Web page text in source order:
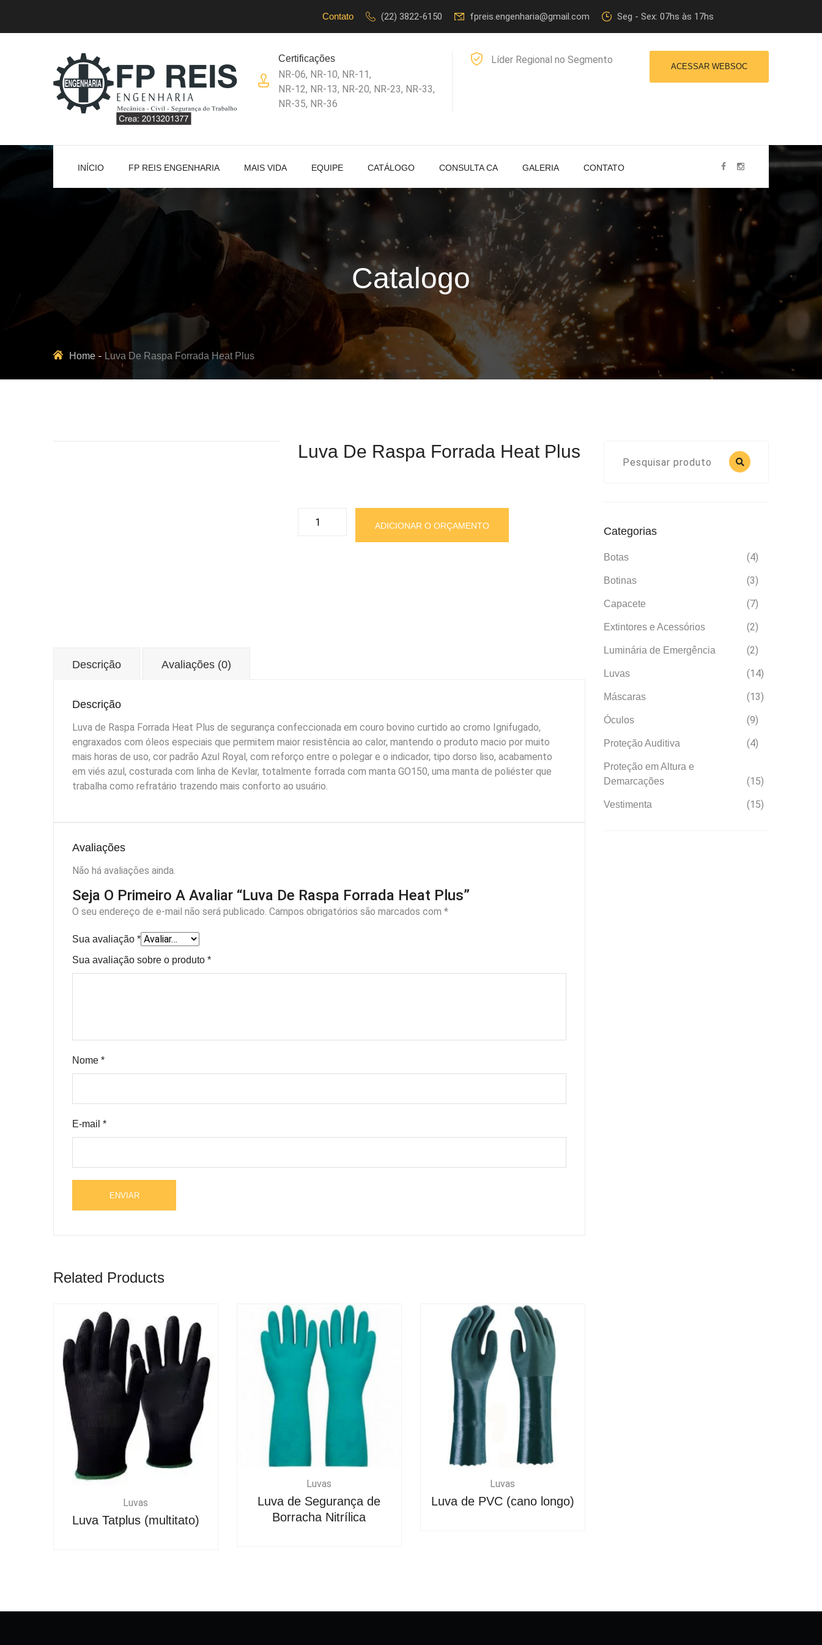
Contato (22) 3822-6150 fpreis.engenharia@gmail.com Seg - Sex: 07hs às 17hs
Certificações
NR-06, NR-10, NR-11,
NR-12, NR-13, NR-20, NR-23, NR-33,
NR-35, NR-36
Líder Regional no Segmento
ACESSAR WEBSOC
INÍCIO FP REIS ENGENHARIA MAIS VIDA EQUIPE CATÁLOGO CONSULTA CA GALERIA CONTATO
Catalogo
Home Luva De Raspa Forrada Heat Plus
Luva De Raspa Forrada Heat Plus
ADICIONAR O ORÇAMENTO
Descrição Avaliações (0)
Descrição
Luva de Raspa Forrada Heat Plus de segurança confeccionada em couro bovino curtido ao cromo Ignifugado,
engraxados com óleos especiais que permitem maior resistência ao calor, mantendo o produto macio por muito
mais horas de uso, cor padrão Azul Royal, com reforço entre o polegar e o indicador, tipo dorso liso, acabamento
em viés azul, costurada com linha de Kevlar, totalmente forrada com manta GO150, uma manta de poliéster que
trabalha como refratário trazendo mais conforto ao usuário.
Avaliações
Não há avaliações ainda.
Seja O Primeiro A Avaliar “Luva De Raspa Forrada Heat Plus”
O seu endereço de e-mail não será publicado. Campos obrigatórios são marcados com *
Sua avaliação *
Sua avaliação sobre o produto *
Nome *
E-mail *
Related Products
Luvas
Luva Tatplus (multitato)
Luvas
Luva de Segurança de
Borracha Nitrílica
Luvas
Luva de PVC (cano longo)
Categorias
Botas (4)
Botinas (3)
Capacete (7)
Extintores e Acessórios (2)
Luminária de Emergência (2)
Luvas (14)
Máscaras (13)
Óculos (9)
Proteção Auditiva (4)
Proteção em Altura e
Demarcações
(15)
Vestimenta (15)